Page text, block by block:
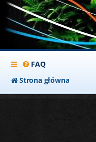
FAQ
Strona główna